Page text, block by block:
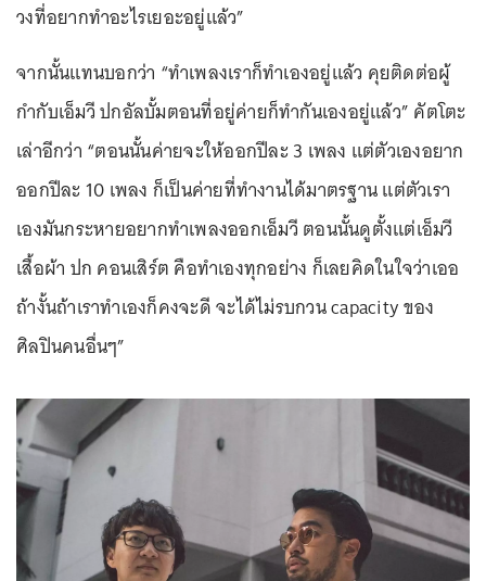
วงที่อยากทำอะไรเยอะอยู่แล้ว”
จากนั้นแทนบอกว่า “ทำเพลงเราก็ทำเองอยู่แล้ว คุยติดต่อผู้
กำกับเอ็มวี ปกอัลบั้มตอนที่อยู่ค่ายก็ทำกันเองอยู่แล้ว” คัตโตะ
เล่าอีกว่า “ตอนนั้นค่ายจะให้ออกปีละ 3 เพลง แต่ตัวเองอยาก
ออกปีละ 10 เพลง ก็เป็นค่ายที่ทำงานได้มาตรฐาน แต่ตัวเรา
เองมันกระหายอยากทำเพลงออกเอ็มวี ตอนนั้นดูตั้งแต่เอ็มวี
เสื้อผ้า ปก คอนเสิร์ต คือทำเองทุกอย่าง ก็เลยคิดในใจว่าเออ
ถ้างั้นถ้าเราทำเองก็คงจะดี จะได้ไม่รบกวน capacity ของ
ศิลปินคนอื่นๆ”